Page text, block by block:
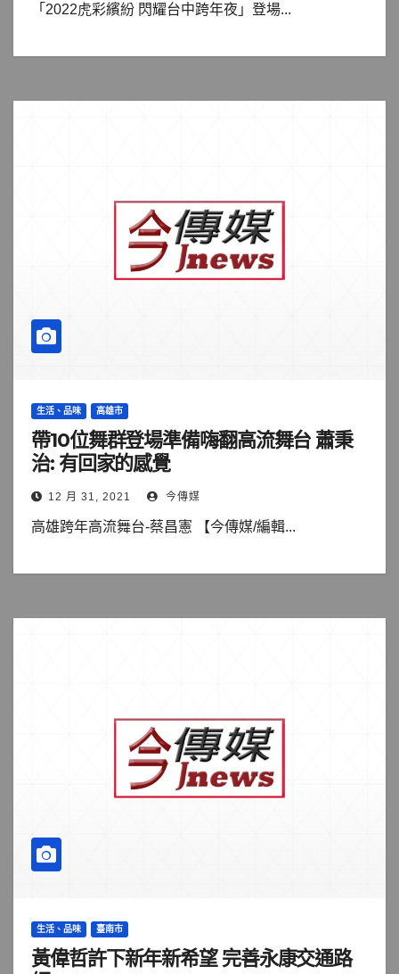
「2022虎彩繽紛 閃耀台中跨年夜」登場...
生活、品味 高雄市
帶10位舞群登場準備嗨翻高流舞台 蕭秉
治: 有回家的感覺
12 月 31, 2021 今傳媒
高雄跨年高流舞台-蔡昌憲 【今傳媒/編輯...
生活、品味 臺南市
黃偉哲許下新年新希望 完善永康交通路